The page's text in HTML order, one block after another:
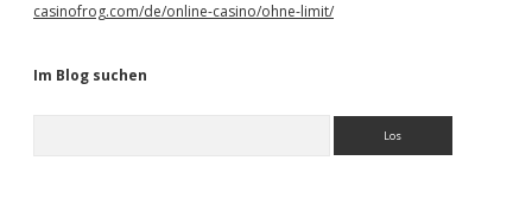
casinofrog.com/de/online-casino/ohne-limit/
Im Blog suchen